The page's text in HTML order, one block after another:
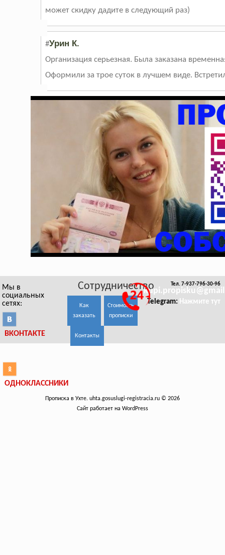
может скидку дадите в следующий раз)
#Урин К.
Организация серьезная. Была заказана
Оформили за трое суток в лучшем виде.
Мы в
социальных
сетях:
ВКОНТАКТЕ
ОДНОКЛАССНИКИ
Сотрудничество
Как
заказать
Стоимость
прописки
Контакты
Тел. 7-937-796-30-96
Telegram: Нажмите тут
Прописка в Ухте. uhta.gosuslugi-registracia.ru © 2026
Сайт работает на WordPress